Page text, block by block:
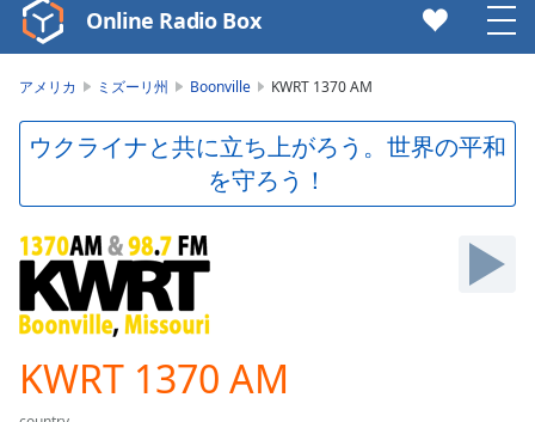
Video
Player
Play
Video
Skip
Skip
Forward
Mute
Current
Online Radio Box
アメリカ ミズーリ州 Boonville KWRT 1370 AM
ウクライナと共に立ち上がろう。世界の平和
を守ろう！
KWRT 1370 AM